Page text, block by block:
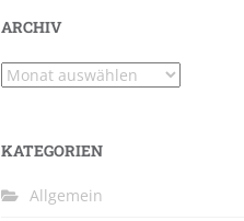
ARCHIV
Archiv
KATEGORIEN
Allgemein